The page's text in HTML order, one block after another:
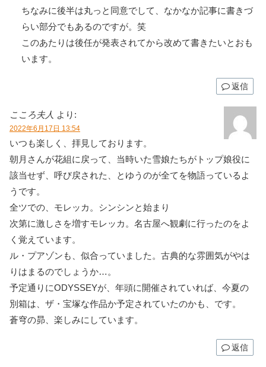
ちなみに後半は丸っと同意でして、なかなか記事に書きづ
らい部分でもあるのですが。笑
このあたりは後任が発表されてから改めて書きたいとおも
います。
返信
こころ夫人 より:
2022年6月17日 13:54
いつも楽しく、拝見しております。
朝月さんが花組に戻って、当時いた雪娘たちがトップ娘役に
該当せず、呼び戻された、とゆうのが全てを物語っているよ
うです。
全ツでの、モレッカ。シンシンと始まり
次第に激しさを増すモレッカ。名古屋へ観劇に行ったのをよ
く覚えています。
ル・プアゾンも、似合っていました。古典的な雰囲気がやは
りはまるのでしょうか…。
予定通りにODYSSEYが、年頭に開催されていれば、今夏の
別箱は、ザ・宝塚な作品か予定されていたのかも、です。
蒼穹の昴、楽しみにしています。
返信